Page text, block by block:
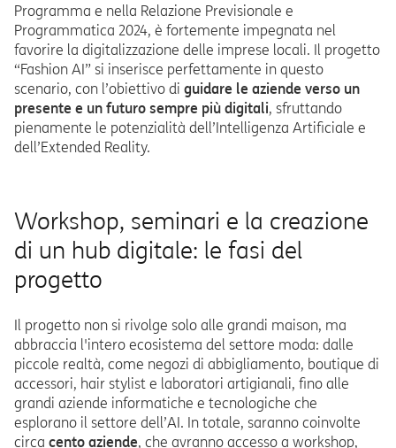
Programma e nella Relazione Previsionale e
Programmatica 2024, è fortemente impegnata nel
favorire la digitalizzazione delle imprese locali. Il progetto
“Fashion AI” si inserisce perfettamente in questo
scenario, con l’obiettivo di guidare le aziende verso un
presente e un futuro sempre più digitali, sfruttando
pienamente le potenzialità dell’Intelligenza Artificiale e
dell’Extended Reality.
Workshop, seminari e la creazione
di un hub digitale: le fasi del
progetto
Il progetto non si rivolge solo alle grandi maison, ma
abbraccia l'intero ecosistema del settore moda: dalle
piccole realtà, come negozi di abbigliamento, boutique di
accessori, hair stylist e laboratori artigianali, fino alle
grandi aziende informatiche e tecnologiche che
esplorano il settore dell’AI. In totale, saranno coinvolte
circa cento aziende, che avranno accesso a workshop,